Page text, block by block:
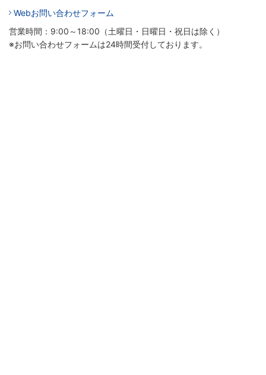
Webお問い合わせフォーム
営業時間：9:00～18:00（土曜日・日曜日・祝日は除く）
※お問い合わせフォームは24時間受付しております。